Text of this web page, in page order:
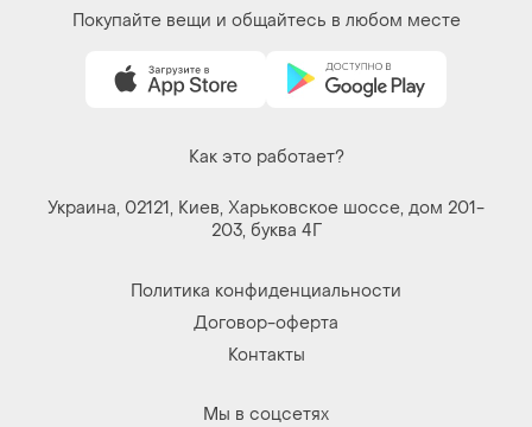
Покупайте вещи и общайтесь в любом месте
Как это работает?
Украина, 02121, Киев, Харьковское шоссе, дом 201-
203, буква 4Г
Политика конфиденциальности
Договор-оферта
Контакты
Мы в соцсетях